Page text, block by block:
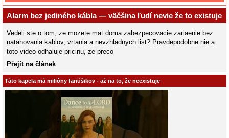
Alarm bez jediného kábla — väčšina ľudí nevie že to existuje
Vedeli ste o tom, ze mozete mat doma zabezpecovacie zariaenie bez
natahovania kablov, vrtania a nevzhladnych list? Pravdepodobne nie a
toto video odhaluje pricinu, ze preco
Přejít na článek
Táto kapela má milióny fanúšikov - až na to, že neexistuje